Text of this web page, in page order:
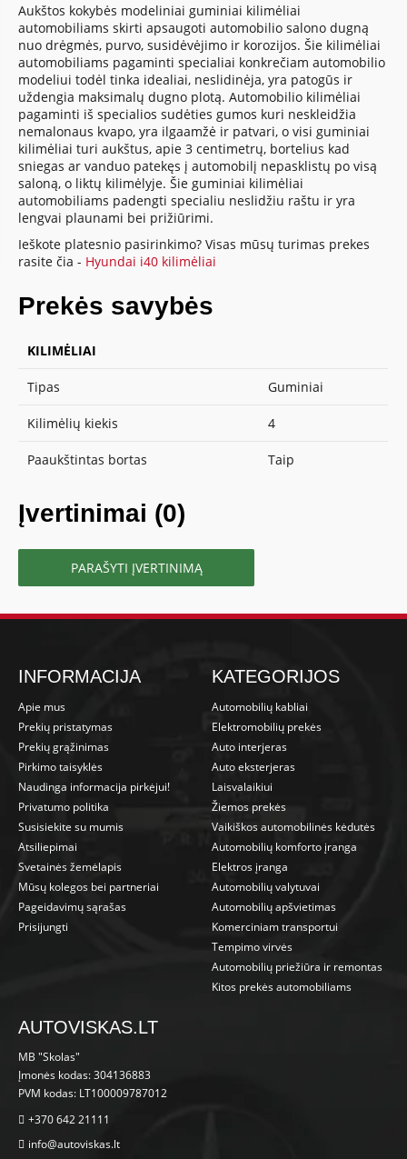
Aukštos kokybės modeliniai guminiai kilimėliai
automobiliams skirti apsaugoti automobilio salono dugną
nuo drėgmės, purvo, susidėvėjimo ir korozijos. Šie kilimėliai
automobiliams pagaminti specialiai konkrečiam automobilio
modeliui todėl tinka idealiai, neslidinėja, yra patogūs ir
uždengia maksimalų dugno plotą. Automobilio kilimėliai
pagaminti iš specialios sudėties gumos kuri neskleidžia
nemalonaus kvapo, yra ilgaamžė ir patvari, o visi guminiai
kilimėliai turi aukštus, apie 3 centimetrų, bortelius kad
sniegas ar vanduo patekęs į automobilį nepasklistų po visą
saloną, o liktų kilimėlyje. Šie guminiai kilimėliai
automobiliams padengti specialiu neslidžiu raštu ir yra
lengvai plaunami bei prižiūrimi.
Ieškote platesnio pasirinkimo? Visas mūsų turimas prekes
rasite čia - Hyundai i40 kilimėliai
Prekės savybės
KILIMĖLIAI
Tipas Guminiai
Kilimėlių kiekis 4
Paaukštintas bortas Taip
Įvertinimai (0)
PARAŠYTI ĮVERTINIMĄ
INFORMACIJA
Apie mus
Prekių pristatymas
Prekių grąžinimas
Pirkimo taisyklės
Naudinga informacija pirkėjui!
Privatumo politika
Susisiekite su mumis
Atsiliepimai
Svetainės žemėlapis
Mūsų kolegos bei partneriai
Pageidavimų sąrašas
Prisijungti
KATEGORIJOS
Automobilių kabliai
Elektromobilių prekės
Auto interjeras
Auto eksterjeras
Laisvalaikiui
Žiemos prekės
Vaikiškos automobilinės kėdutės
Automobilių komforto įranga
Elektros įranga
Automobilių valytuvai
Automobilių apšvietimas
Komerciniam transportui
Tempimo virvės
Automobilių priežiūra ir remontas
Kitos prekės automobiliams
AUTOVISKAS.LT
MB "Skolas"
Įmonės kodas: 304136883
PVM kodas: LT100009787012
+370 642 21111
info@autoviskas.lt